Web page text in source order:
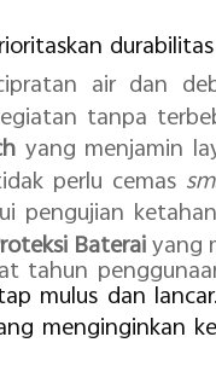
air dan
tanpa
yang menjamin
perlu cemas
pengujian
Bateraiyang
tahun
mulus dan
menginginkan